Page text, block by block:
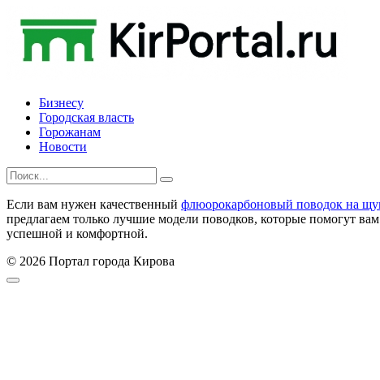
content
Бизнесу
Городская власть
Горожанам
Новости
Search
for:
Если вам нужен качественный флюорокарбоновый поводок на
предлагаем только лучшие модели поводков, которые помогут
успешной и комфортной.
© 2026 Портал города Кирова